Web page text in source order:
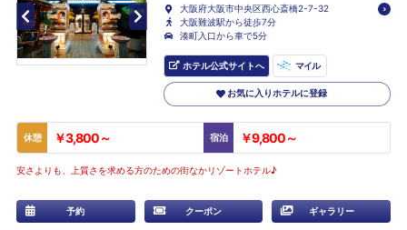
大阪府大阪市中央区西心斎橋2-7-32
大阪難波駅から徒歩7分
湊町入口から車で5分
ホテル公式サイトへ マイル
お気に入りホテルに登録
休憩 ￥3,800～ 宿泊 ￥9,800～
安さよりも、上質さを求める方のための街なかリゾートホテル♪
予約 クーポン ギャラリー